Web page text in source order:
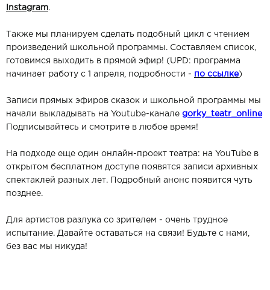
Instagram.
Также мы планируем сделать подобный цикл с чтением
произведений школьной программы. Составляем список,
готовимся выходить в прямой эфир! (UPD: программа
начинает работу с 1 апреля, подробности - по ссылке)
Записи прямых эфиров сказок и школьной программы мы
начали выкладывать на Youtube-канале gorky_teatr_online
Подписывайтесь и смотрите в любое время!
На подходе еще один онлайн-проект театра: на YouTube в
открытом бесплатном доступе появятся записи архивных
спектаклей разных лет. Подробный анонс появится чуть
позднее.
Для артистов разлука со зрителем - очень трудное
испытание. Давайте оставаться на связи! Будьте с нами,
без вас мы никуда!